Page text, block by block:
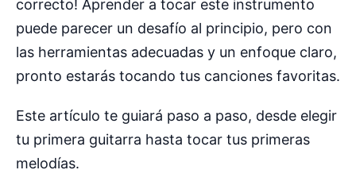
correcto! Aprender a tocar este instrumento
puede parecer un desafío al principio, pero con
las herramientas adecuadas y un enfoque claro,
pronto estarás tocando tus canciones favoritas.
Este artículo te guiará paso a paso, desde elegir
tu primera guitarra hasta tocar tus primeras
melodías.